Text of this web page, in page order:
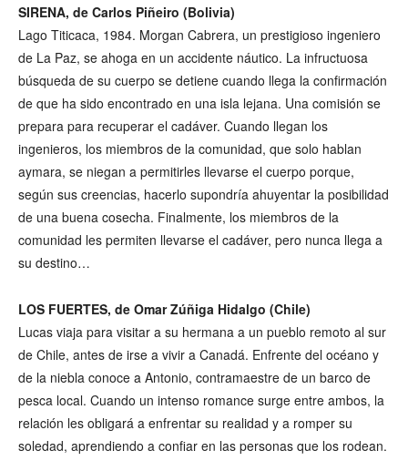
SIRENA, de Carlos Piñeiro (Bolivia)
Lago Titicaca, 1984. Morgan Cabrera, un prestigioso ingeniero
de La Paz, se ahoga en un accidente náutico. La infructuosa
búsqueda de su cuerpo se detiene cuando llega la confirmación
de que ha sido encontrado en una isla lejana. Una comisión se
prepara para recuperar el cadáver. Cuando llegan los
ingenieros, los miembros de la comunidad, que solo hablan
aymara, se niegan a permitirles llevarse el cuerpo porque,
según sus creencias, hacerlo supondría ahuyentar la posibilidad
de una buena cosecha. Finalmente, los miembros de la
comunidad les permiten llevarse el cadáver, pero nunca llega a
su destino…
LOS FUERTES, de Omar Zúñiga Hidalgo (Chile)
Lucas viaja para visitar a su hermana a un pueblo remoto al sur
de Chile, antes de irse a vivir a Canadá. Enfrente del océano y
de la niebla conoce a Antonio, contramaestre de un barco de
pesca local. Cuando un intenso romance surge entre ambos, la
relación les obligará a enfrentar su realidad y a romper su
soledad, aprendiendo a confiar en las personas que los rodean.